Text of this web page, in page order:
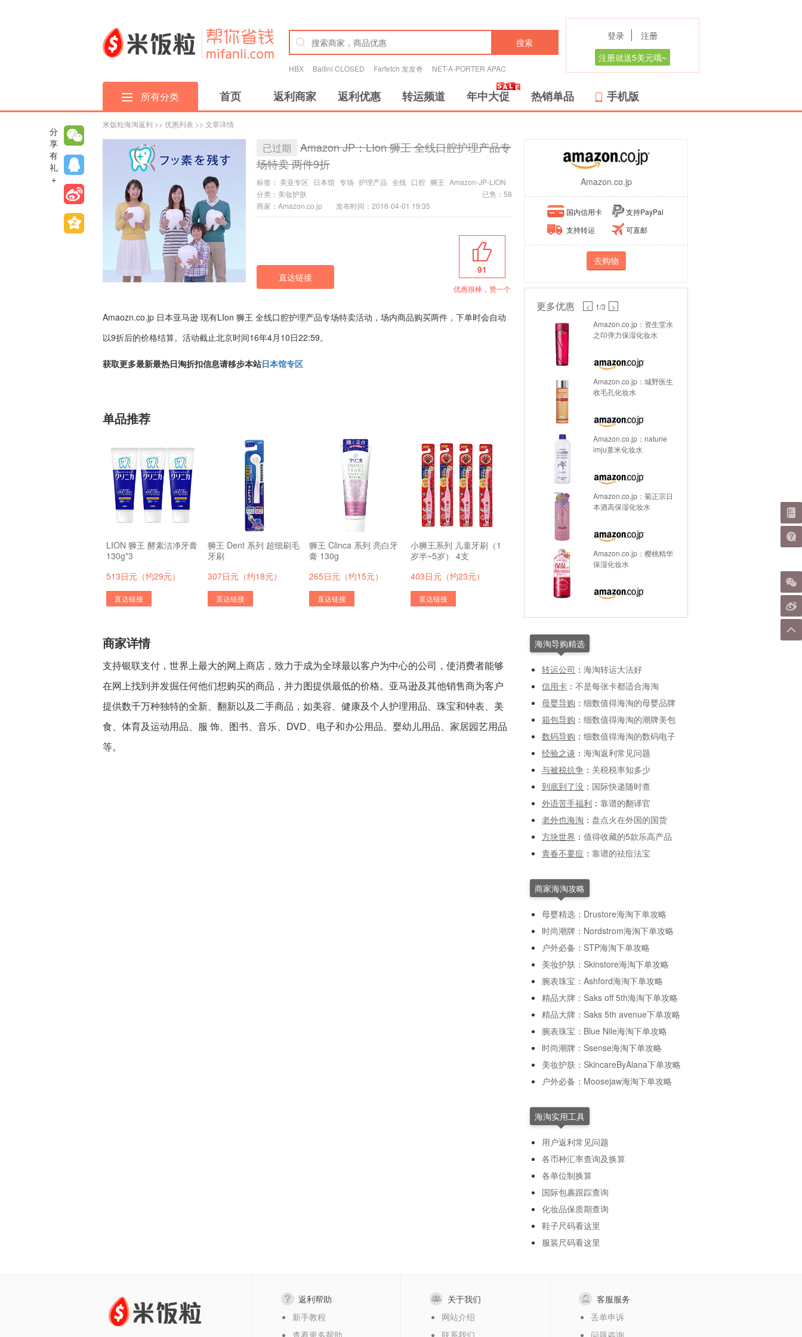
搜索
HBX Baltini CLOSED Farfetch 发发奇 NET-A-PORTER APAC
登录
注册
注册就送5美元哦~
所有分类 首页 返利商家 返利优惠 转运频道 年中大促 热销单品 手机版
米饭粒海淘返利 >> 优惠列表 >> 文章详情
已过期
Amazon JP：LIon 狮王 全线口腔护理产品专
场特卖 两件9折
标签： 美亚专区 日本馆 专场 护理产品 全线 口腔 狮王 Amazon-JP-LION
分类： 美妆护肤
已售：58
商家：Amazon.co.jp
发布时间：2016-04-01 19:35
直达链接
91
优惠很棒，赞一个
Amaozn.co.jp 日本亚马逊 现有LIon 狮王 全线口腔护理产品专场特卖活动，场内商品购买两件，下单时会自动
以9折后的价格结算。活动截止北京时间16年4月10日22:59。
获取更多最新最热日淘折扣信息请移步本站日本馆专区
单品推荐
LION 狮王 酵素洁净牙膏
130g*3
513日元（约29元）
直达链接
狮王 Dent 系列 超细刷毛
牙刷
307日元（约18元）
直达链接
狮王 Clinca 系列 亮白牙
膏 130g
265日元（约15元）
直达链接
小狮王系列 儿童牙刷（1
岁半~5岁） 4支
403日元（约23元）
直达链接
商家详情
支持银联支付，世界上最大的网上商店，致力于成为全球最以客户为中心的公司，使消费者能够
在网上找到并发掘任何他们想购买的商品，并力图提供最低的价格。亚马逊及其他销售商为客户
提供数千万种独特的全新、翻新以及二手商品，如美容、健康及个人护理用品、珠宝和钟表、美
食、体育及运动用品、服 饰、图书、音乐、DVD、电子和办公用品、婴幼儿用品、家居园艺用品
等。
Amazon.co.jp
国内信用卡
支持PayPal
支持转运
可直邮
去购物
更多优惠 < 1/3
>
Amazon.co.jp：资生堂水
之印弹力保湿化妆水
Amazon.co.jp：城野医生
收毛孔化妆水
Amazon.co.jp：naturie
imju薏米化妆水
Amazon.co.jp：菊正宗日
本酒高保湿化妆水
Amazon.co.jp：樱桃精华
保湿化妆水
海淘导购精选
转运公司 ： 海淘转运大法好
信用卡 ： 不是每张卡都适合海淘
母婴导购 ： 细数值得海淘的母婴品牌
箱包导购 ： 细数值得海淘的潮牌美包
数码导购 ： 细数值得海淘的数码电子
经验之谈 ： 海淘返利常见问题
与被税抗争 ： 关税税率知多少
到底到了没 ： 国际快递随时查
外语苦手福利 ： 靠谱的翻译官
老外也海淘 ： 盘点火在外国的国货
方块世界 ： 值得收藏的5款乐高产品
青春不要痘 ： 靠谱的祛痘法宝
商家海淘攻略
母婴精选：Drustore海淘下单攻略
时尚潮牌：Nordstrom海淘下单攻略
户外必备：STP海淘下单攻略
美妆护肤：Skinstore海淘下单攻略
腕表珠宝：Ashford海淘下单攻略
精品大牌：Saks off 5th海淘下单攻略
精品大牌：Saks 5th avenue下单攻略
腕表珠宝：Blue Nile海淘下单攻略
时尚潮牌：Ssense海淘下单攻略
美妆护肤：SkincareByAlana下单攻略
户外必备：Moosejaw海淘下单攻略
海淘实用工具
用户返利常见问题
各币种汇率查询及换算
各单位制换算
国际包裹跟踪查询
化妆品保质期查询
鞋子尺码看这里
服装尺码看这里
分
享
有
礼
+
返利帮助
新手教程
查看更多帮助
关于我们
网站介绍
联系我们
客服服务
丢单申诉
问题咨询